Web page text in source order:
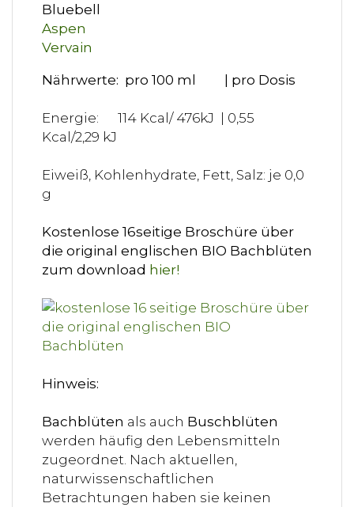
Bluebell
Aspen
Vervain
Nährwerte: pro 100 ml | pro Dosis
Energie: 114 Kcal/ 476kJ | 0,55
Kcal/2,29 kJ
Eiweiß, Kohlenhydrate, Fett, Salz: je 0,0
g
Kostenlose 16seitige Broschüre über
die original englischen BIO Bachblüten
zum download hier!
Hinweis:
Bachblüten als auch Buschblüten
werden häufig den Lebensmitteln
zugeordnet. Nach aktuellen,
naturwissenschaftlichen
Betrachtungen haben sie keinen